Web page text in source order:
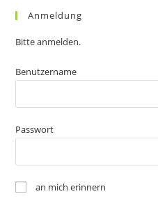
Anmeldung
Bitte anmelden.
Benutzername
Passwort
an mich erinnern